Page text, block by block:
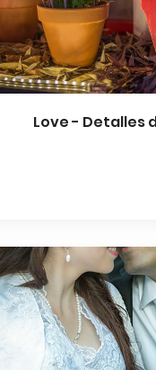
Love - Detalles